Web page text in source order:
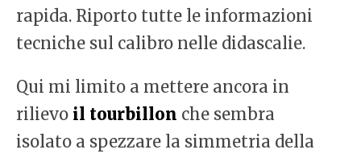
rapida. Riporto tutte le informazioni
tecniche sul calibro nelle didascalie.
Qui mi limito a mettere ancora in
rilievo il tourbillon che sembra
isolato a spezzare la simmetria della